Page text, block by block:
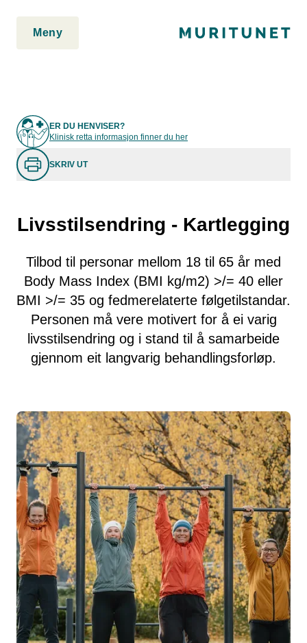
Meny
ER DU HENVISER?
Klinisk retta informasjon finner du her
SKRIV UT
Livsstilsendring - Kartlegging
Tilbod til personar mellom 18 til 65 år med
Body Mass Index (BMI kg/m2) >/= 40 eller
BMI >/= 35 og fedmerelaterte følgetilstandar.
Personen må vere motivert for å ei varig
livsstilsendring og i stand til å samarbeide
gjennom eit langvarig behandlingsforløp.